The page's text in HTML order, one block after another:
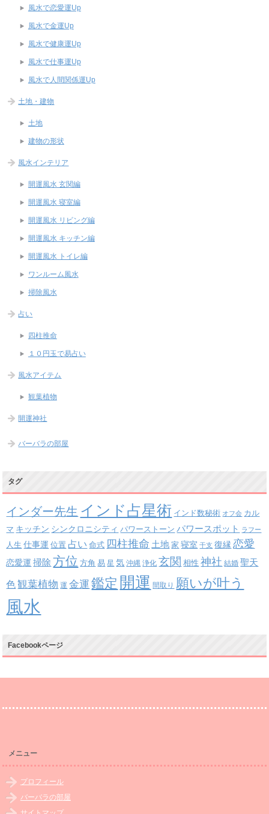
風水で恋愛運Up
風水で金運Up
風水で健康運Up
風水で仕事運Up
風水で人間関係運Up
土地・建物
土地
建物の形状
風水インテリア
開運風水 玄関編
開運風水 寝室編
開運風水 リビング編
開運風水 キッチン編
開運風水 トイレ編
ワンルーム風水
掃除風水
占い
四柱推命
１０円玉で易占い
風水アイテム
観葉植物
開運神社
バーバラの部屋
タグ
インダー先生 インド占星術 インド数秘術 オフ会 カル
マ キッチン シンクロニシティ パワーストーン パワースポット ラフー
人生 仕事運 位置 占い 命式 四柱推命 土地 家 寝室 干支 復縁 恋愛
恋愛運 掃除 方位 方角 易 星 気 沖縄 浄化 玄関 相性 神社 結婚 聖天
色 観葉植物 運 金運 鑑定 開運 間取り 願いが叶う
風水
Facebookページ
メニュー
プロフィール
バーバラの部屋